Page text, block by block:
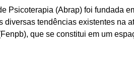
Psicoterapia (Abrap) foi fundada
diversas tendências existentes na
que se constitui em um